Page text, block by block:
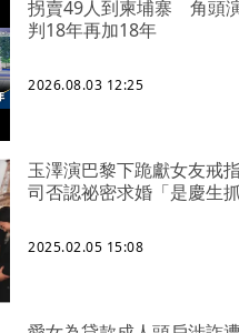
拐賣49人到柬埔寨 角頭
判18年再加18年
2026.08.03 12:25
玉澤演巴黎下跪獻女友戒
司否認祕密求婚「是慶生抓
2025.02.05 15:08